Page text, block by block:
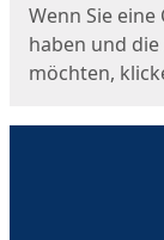
Wenn Sie
haben und
möchten,